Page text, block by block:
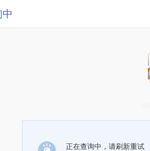
正在查询中，请刷新重试